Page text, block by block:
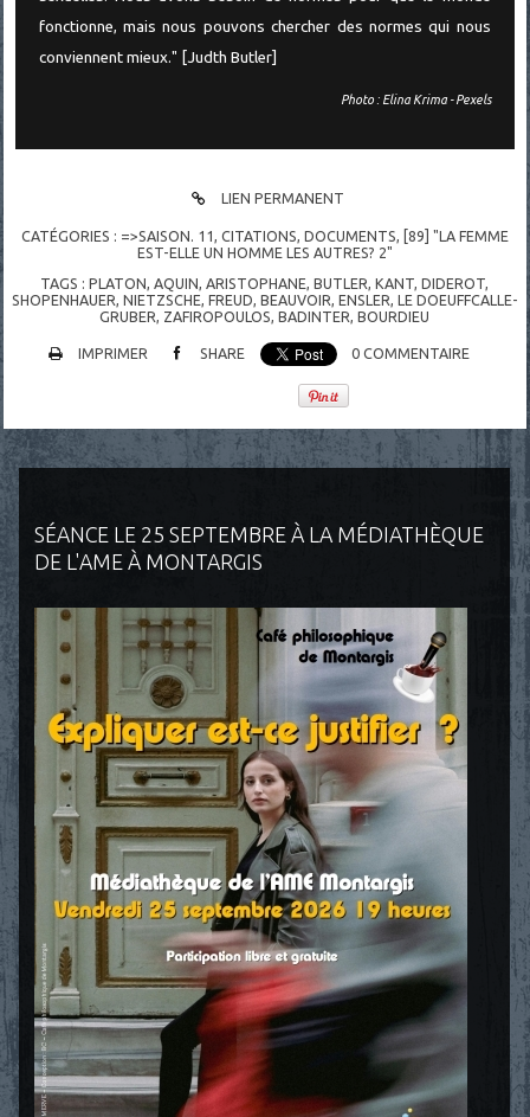
SÉANCE LE 25 SEPTEMBRE À LA MÉDIATHÈQUE
DE L'AME À MONTARGIS
fonctionne, mais nous pouvons chercher des normes qui nous
conviennent mieux." [Judth Butler]
Photo : Elina Krima - Pexels
LIEN PERMANENT
CATÉGORIES : =>SAISON. 11, CITATIONS, DOCUMENTS, [89] "LA FEMME
EST-ELLE UN HOMME LES AUTRES? 2"
TAGS :PLATON,AQUIN,ARISTOPHANE,BUTLER,KANT,DIDEROT,
SHOPENHAUER, NIETZSCHE, FREUD, BEAUVOIR, ENSLER, LE DOEUFFCALLE-
GRUBER, ZAFIROPOULOS,BADINTER,BOURDIEU
IMPRIMER SHARE 0 COMMENTAIRE